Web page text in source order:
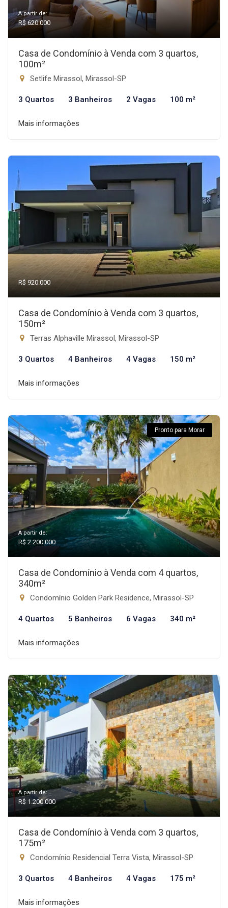
A partir de:
R$ 620.000
Casa de Condomínio à Venda com 3 quartos,
100m²
Setlife Mirassol, Mirassol-SP
3 Quartos 3 Banheiros 2 Vagas 100 m²
Mais informações
R$ 920.000
Casa de Condomínio à Venda com 3 quartos,
150m²
Terras Alphaville Mirassol, Mirassol-SP
3 Quartos 4 Banheiros 4 Vagas 150 m²
Mais informações
Pronto para Morar
A partir de:
R$ 2.200.000
Casa de Condomínio à Venda com 4 quartos,
340m²
Condomínio Golden Park Residence, Mirassol-SP
4 Quartos 5 Banheiros 6 Vagas 340 m²
Mais informações
A partir de:
R$ 1.200.000
Casa de Condomínio à Venda com 3 quartos,
175m²
Condomínio Residencial Terra Vista, Mirassol-SP
3 Quartos 4 Banheiros 4 Vagas 175 m²
Mais informações